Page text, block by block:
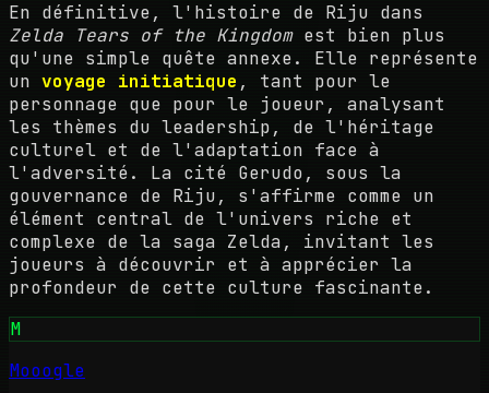
En définitive, l'histoire de Riju dans
Zelda Tears of the Kingdomest bien plus
qu'une simple quête annexe. Elle représente
un voyage initiatique , tant pour le
personnage que pour le joueur, analysant
les thèmes du leadership, de l'héritage
culturel et de l'adaptation face à
l'adversité. La cité Gerudo, sous la
gouvernance de Riju, s'affirme comme un
élément central de l'univers riche et
complexe de la saga Zelda, invitant les
joueurs à découvrir et à apprécier la
profondeur de cette culture fascinante.
M
Mooogle